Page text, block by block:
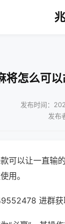
将怎么可
发布时间：
发布
可以让一直输
用。
进群获